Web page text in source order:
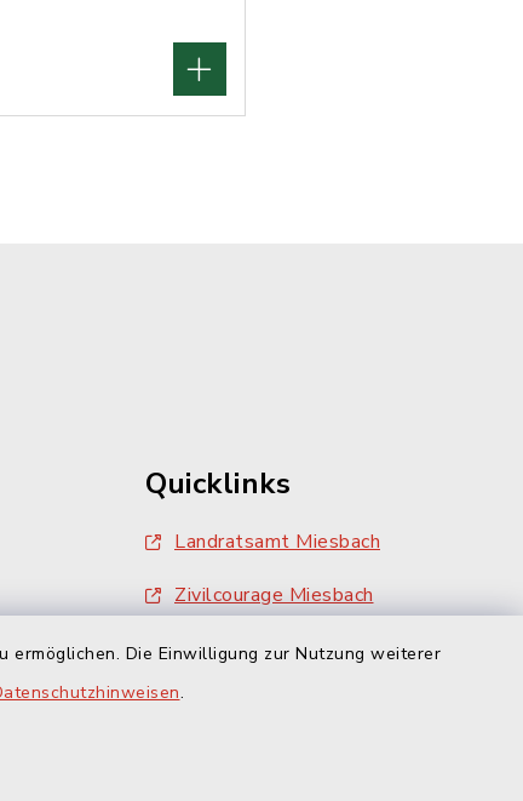
ermöglichen. Die Einwilligung zur Nutzung weiterer
.
Quicklinks
Landratsamt Miesbach
Zivilcourage Miesbach